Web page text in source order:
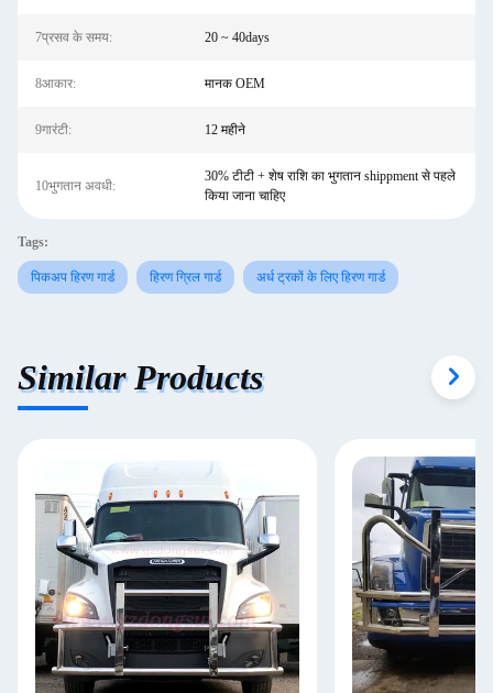
7प्रसव के समय: 20 ~ 40days
8आकार: मानक OEM
9गारंटी: 12 महीने
10भुगतान अवधी:
30% टीटी + शेष राशि का भुगतान shippment से पहले
किया जाना चाहिए
Tags:
पिकअप हिरण गार्ड हिरण ग्रिल गार्ड अर्ध ट्रकों के लिए हिरण गार्ड
Similar Products